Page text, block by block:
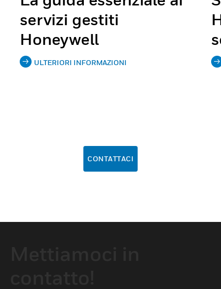
servizi gestiti
Honeywell
ULTERIORI INFORMAZIONI
CONTATTACI